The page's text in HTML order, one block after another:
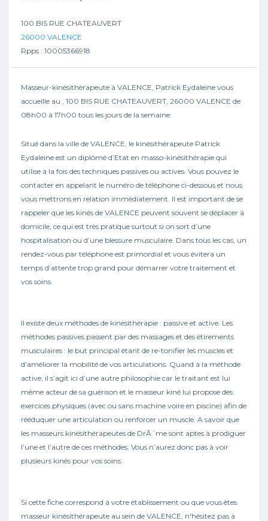
100 BIS RUE CHATEAUVERT
26000 VALENCE
Rpps : 10005366918
Masseur-kinésithérapeute à VALENCE, Patrick Eydaleine vous
accueille au , 100 BIS RUE CHATEAUVERT, 26000 VALENCE de
08h00 à 17h00 tous les jours de la semaine.
Situé dans la ville de VALENCE, le kinésithérapeute Patrick
Eydaleine est un diplômé d’Etat en masso-kinésithérapie qui
utilise à la fois des techniques passives ou actives. Vous pouvez le
contacter en appelant le numéro de téléphone ci-dessous et nous
vous mettrons en relation immédiatement. Il est important de se
rappeler que les kinés de VALENCE peuvent souvent se déplacer à
domicile, ce qui est très pratique surtout si on sort d’une
hospitalisation ou d’une blessure musculaire. Dans tous les cas, un
rendez-vous par téléphone est primordial et vous évitera un
temps d’attente trop grand pour démarrer votre traitement et
vos soins.
Il existe deux méthodes de kinésithérapie : passive et active. Les
méthodes passives passent par des massages et des étirements
musculaires : le but principal étant de re-tonifier les muscles et
d’améliorer la mobilité de vos articulations. Quand à la méthode
active, il s’agit ici d’une autre philosophie car le traitant est lui
même acteur de sa guérison et le masseur kiné lui propose des
exercices physiques (avec ou sans machine voire en piscine) afin de
rééduquer une articulation ou renforcer un muscle. A savoir que
les masseurs kinésithérapeutes de DrÃ´me sont aptes à prodiguer
l’une et l’autre de ces méthodes. Vous n’aurez donc pas à voir
plusieurs kinés pour vos soins.
Si cette fiche correspond à votre établissement ou que vous êtes
masseur kinésithérapeute au sein de VALENCE, n'hésitez pas à